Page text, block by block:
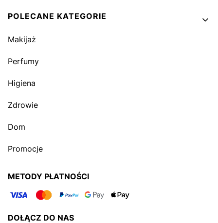
POLECANE KATEGORIE
Makijaż
Perfumy
Higiena
Zdrowie
Dom
Promocje
METODY PŁATNOŚCI
DOŁĄCZ DO NAS